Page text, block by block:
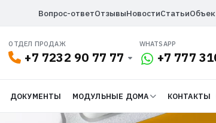
Вопрос-ответОтзывыНовостиСтатьи
ОТДЕЛ ПРОДАЖ
+7 7232 90 77 77
WHATSAPP
+7 777
ДОКУМЕНТЫ МОДУЛЬНЫЕ ДОМА КОНТАКТЫ